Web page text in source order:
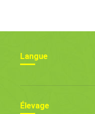
Langue
Élevage